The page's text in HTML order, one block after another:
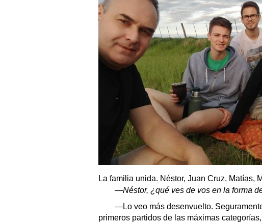
La familia unida. Néstor, Juan Cruz, Matías,
—Néstor, ¿qué ves de vos en la forma
—Lo veo más desenvuelto.
primeros partidos de las máximas